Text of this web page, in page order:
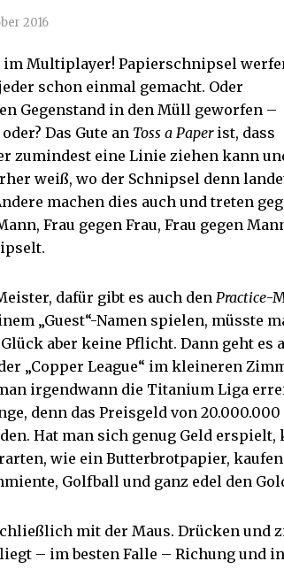
2016
im Multiplayer! Papierschnipsel
schon einmal gemacht. Oder
Gegenstand in den Müll geworfen –
Das Gute an Toss a Paperist, dass
zumindest eine Linie ziehen kann
weiß, wo der Schnipsel denn
machen dies auch und treten
Frau gegen Frau, Frau gegen
dafür gibt es auch den Practice-
„Guest“-Namen spielen, müsste
aber keine Pflicht. Dann geht es
„Copper League“ im kleineren
irgendwann die Titanium Liga
denn das Preisgeld von
Hat man sich genug Geld erspielt,
wie ein Butterbrotpapier,
Golfball und ganz edel den
mit der Maus. Drücken und
– im besten Falle – Richung und